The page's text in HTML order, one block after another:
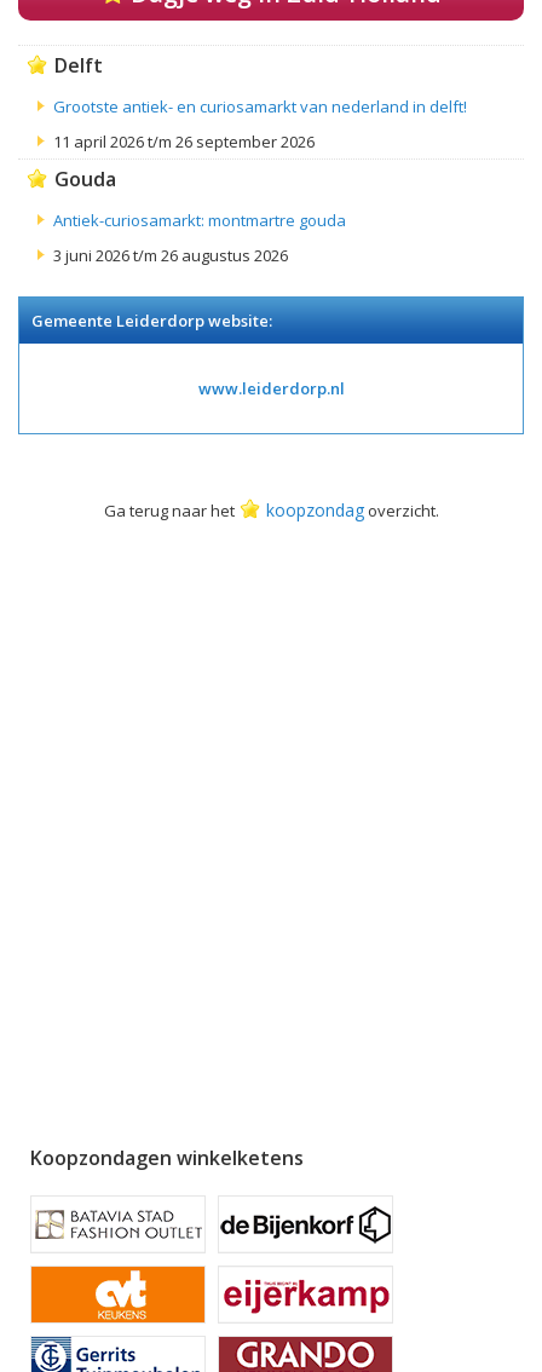
Delft
Grootste antiek- en curiosamarkt van nederland in delft!
11 april 2026 t/m 26 september 2026
Gouda
Antiek-curiosamarkt: montmartre gouda
3 juni 2026 t/m 26 augustus 2026
Gemeente Leiderdorp website:
www.leiderdorp.nl
Ga terug naar het koopzondagoverzicht.
Koopzondagen winkelketens